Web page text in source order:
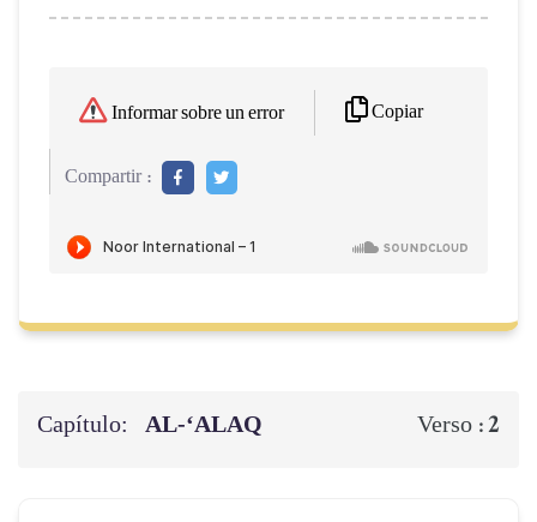
Informar sobre un error Copiar
Compartir :
Capítulo: AL‑‘ALAQ Verso :2